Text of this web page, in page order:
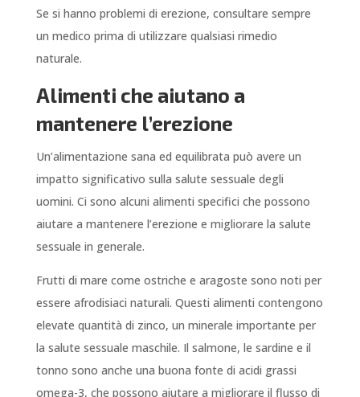
Se si hanno problemi di erezione, consultare sempre
un medico prima di utilizzare qualsiasi rimedio
naturale.
Alimenti che aiutano a
mantenere l’erezione
Un’alimentazione sana ed equilibrata può avere un
impatto significativo sulla salute sessuale degli
uomini. Ci sono alcuni alimenti specifici che possono
aiutare a mantenere l’erezione e migliorare la salute
sessuale in generale.
Frutti di mare come ostriche e aragoste sono noti per
essere afrodisiaci naturali. Questi alimenti contengono
elevate quantità di zinco, un minerale importante per
la salute sessuale maschile. Il salmone, le sardine e il
tonno sono anche una buona fonte di acidi grassi
omega-3, che possono aiutare a migliorare il flusso di